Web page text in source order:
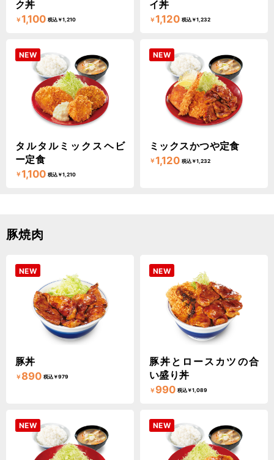
ク丼
￥1,100 税込￥1,210
イ丼
￥1,120 税込￥1,232
NEW
タルタルミックスヘビ
ー定食
￥1,100 税込￥1,210
NEW
ミックスかつや定食
￥1,120 税込￥1,232
豚焼肉
NEW
豚丼
￥890 税込￥979
NEW
豚丼とロースカツの合
い盛り丼
￥ 990 税込￥1,089
NEW NEW